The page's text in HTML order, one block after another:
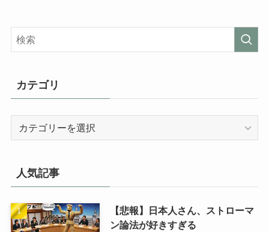
カテゴリ
人気記事
【悲報】日本人さん、ストローマ
ン論法が好きすぎる